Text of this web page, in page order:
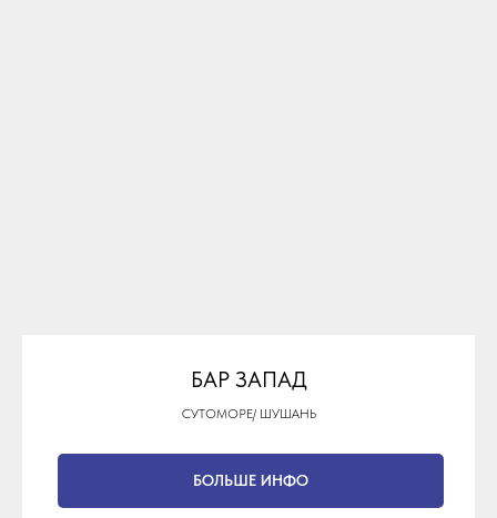
БАР ЗАПАД
СУТОМОРЕ/ ШУШАНЬ
БОЛЬШЕ ИНФО